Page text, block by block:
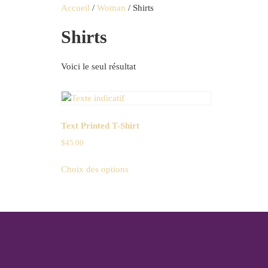
Accueil / Woman / Shirts
Shirts
Voici le seul résultat
Text Printed T-Shirt
$45.00
Choix des options